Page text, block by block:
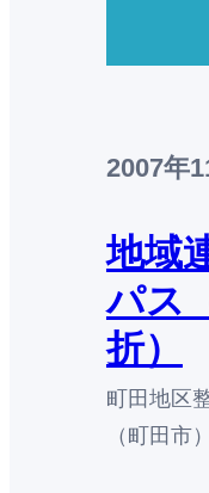
2007年
地域
パス
折）
町田地区
（町田市）